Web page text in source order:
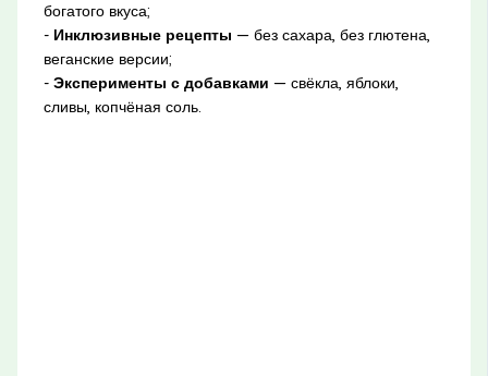
богатого вкуса;
- Инклюзивные рецепты — без сахара, без глютена,
веганские версии;
- Эксперименты с добавками — свёкла, яблоки,
сливы, копчёная соль.